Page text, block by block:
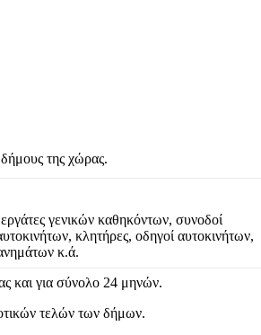
της χώρας.
γενικών καθηκόντων, συνοδοί
κλητήρες, οδηγοί αυτοκινήτων,
κ.ά.
και για σύνολο 24 μηνών.
τελών των δήμων.